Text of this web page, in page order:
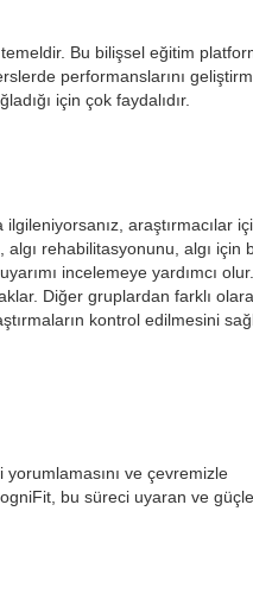
Bu bilişsel eğitim
performanslarını
için çok faydalıdır.
araştırmacılar
rehabilitasyonunu, algı için
incelemeye yardımcı olur.
Diğer gruplardan farklı
kontrol edilmesini
yorumlamasını ve çevremizle
bu süreci uyaran ve